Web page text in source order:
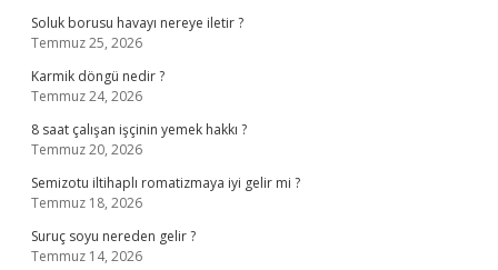
Soluk borusu havayı nereye iletir ?
Temmuz 25, 2026
Karmik döngü nedir ?
Temmuz 24, 2026
8 saat çalışan işçinin yemek hakkı ?
Temmuz 20, 2026
Semizotu iltihaplı romatizmaya iyi gelir mi ?
Temmuz 18, 2026
Suruç soyu nereden gelir ?
Temmuz 14, 2026